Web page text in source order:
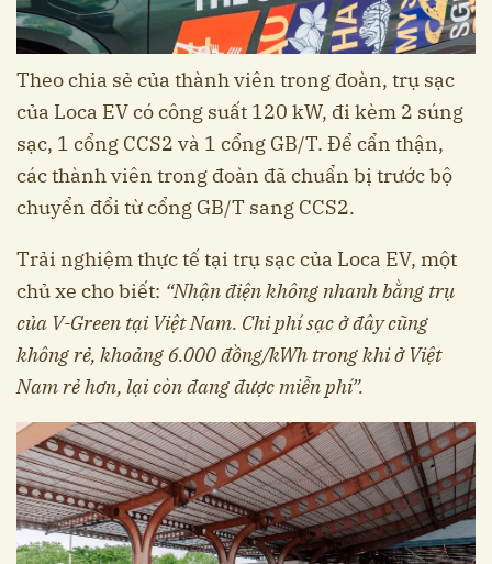
Theo chia sẻ của thành viên trong đoàn, trụ sạc
của Loca EV có công suất 120 kW, đi kèm 2 súng
sạc, 1 cổng CCS2 và 1 cổng GB/T. Để cẩn thận,
các thành viên trong đoàn đã chuẩn bị trước bộ
chuyển đổi từ cổng GB/T sang CCS2.
Trải nghiệm thực tế tại trụ sạc của Loca EV, một
chủ xe cho biết: “Nhận điện không nhanh bằng trụ
của V-Green tại Việt Nam. Chi phí sạc ở đây cũng
không rẻ, khoảng 6.000 đồng/kWh trong khi ở Việt
Nam rẻ hơn, lại còn đang được miễn phí”.